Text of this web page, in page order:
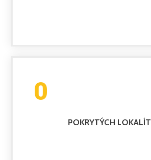
0
POKRYTÝCH LOKALÍT